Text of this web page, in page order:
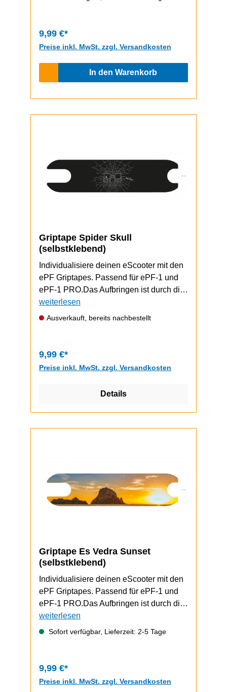
9,99 €*
Preise inkl. MwSt. zzgl. Versandkosten
In den Warenkorb
Griptape Spider Skull
(selbstklebend)
Individualisiere deinen eScooter mit den
ePF Griptapes. Passend für ePF-1 und
ePF-1 PRO.Das Aufbringen ist durch die
selbstklebende Unterseite schnell und
einfach durchzuführen.ePF-1 / ePF-1
weiterlesen
Ausverkauft, bereits nachbestellt
9,99 €*
Preise inkl. MwSt. zzgl. Versandkosten
Details
Griptape Es Vedra Sunset
(selbstklebend)
Individualisiere deinen eScooter mit den
ePF Griptapes. Passend für ePF-1 und
ePF-1 PRO.Das Aufbringen ist durch die
selbstklebende Unterseite schnell und
einfach durchzuführen.ePF-1 / ePF-1
weiterlesen
Sofort verfügbar, Lieferzeit: 2-5 Tage
9,99 €*
Preise inkl. MwSt. zzgl. Versandkosten